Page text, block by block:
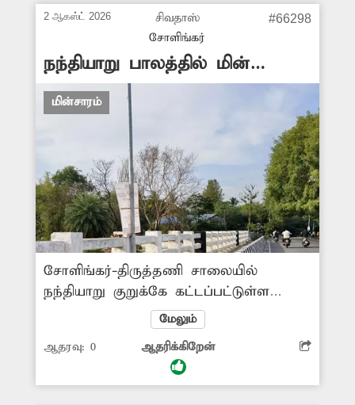
இடையே ஒரு மின்கம்பம்
சேதமடைந்துள்ளது. அந்த மின்
கம்பத்தை அகற்றிவிட்டு புதிய மின்
கம்பம் அமைக்க மின்வாரிய அதிகாரிகள்
நடவடிக்கை எடுக்க வேண்டும்.
-ராமையன், சோளிங்கர்.
2 ஆகஸ்ட் 2026
சிவதாஸ்
சோளிங்கர்
#66298
நந்தியாறு பாலத்தில் மின்
விளக்குகள் எரியவில்லை
மின்சாரம்
சோளிங்கர்-திருத்தணி சாலையில்
நந்தியாறு குறுக்கே கட்டப்பட்டுள்ள
மேம்பாலத்தில் வாகன ஓட்டிகள்,
பொதுமக்களின் நலன் கருதி சோலார்
மின்விளக்குகள் அமைக்கப்பட்டுள்ளன.
சோலார் மின்விளக்குகள் கடந்த 3
மேலும்
ஆதரவு: 0 ஆதரிக்கிறேன்